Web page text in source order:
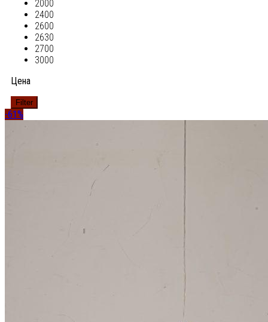
2000
2400
2600
2630
2700
3000
Цена
Filter
-61%